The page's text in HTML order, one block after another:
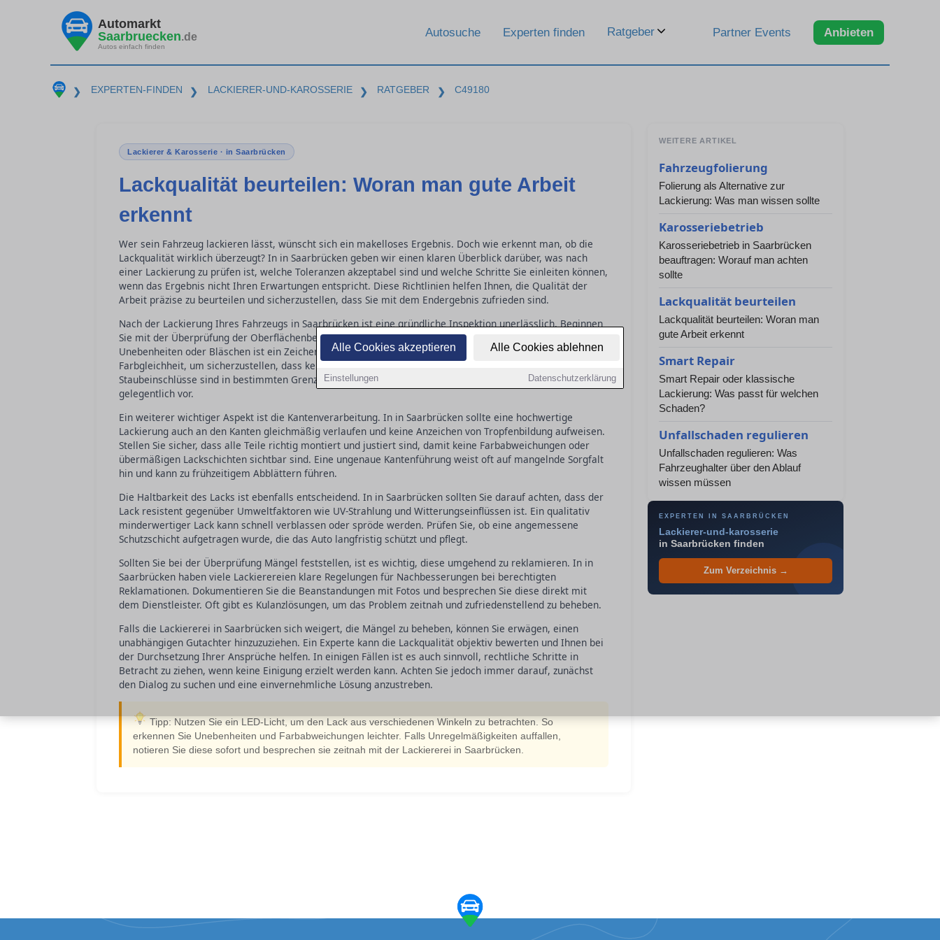
Alle Cookies akzeptieren Alle Cookies ablehnen
Einstellungen Datenschutzerklärung
Automarkt
Saarbruecken.de
Autos einfach finden
Autosuche Experten finden Ratgeber Partner Events Anbieten
❯ EXPERTEN-FINDEN ❯ LACKIERER-UND-KAROSSERIE ❯ RATGEBER ❯ C49180
Lackierer & Karosserie · in Saarbrücken
Lackqualität beurteilen: Woran man gute Arbeit
erkennt
Wer sein Fahrzeug lackieren lässt, wünscht sich ein makelloses Ergebnis. Doch wie erkennt man, ob die
Lackqualität wirklich überzeugt? In in Saarbrücken geben wir einen klaren Überblick darüber, was nach
einer Lackierung zu prüfen ist, welche Toleranzen akzeptabel sind und welche Schritte Sie einleiten können,
wenn das Ergebnis nicht Ihren Erwartungen entspricht. Diese Richtlinien helfen Ihnen, die Qualität der
Arbeit präzise zu beurteilen und sicherzustellen, dass Sie mit dem Endergebnis zufrieden sind.
Nach der Lackierung Ihres Fahrzeugs in Saarbrücken ist eine gründliche Inspektion unerlässlich. Beginnen
Sie mit der Überprüfung der Oberflächenbeschaffenheit: Eine gleichmäßige, glatte Struktur ohne sichtbare
Unebenheiten oder Bläschen ist ein Zeichen für qualitativ hochwertige Arbeit. Achten Sie auch auf
Farbgleichheit, um sicherzustellen, dass keine Unterschiede im Farbton erkennbar sind. Kleinere
Staubeinschlüsse sind in bestimmten Grenzen tolerierbar und kommen selbst bei besten Bedingungen
gelegentlich vor.
Ein weiterer wichtiger Aspekt ist die Kantenverarbeitung. In in Saarbrücken sollte eine hochwertige
Lackierung auch an den Kanten gleichmäßig verlaufen und keine Anzeichen von Tropfenbildung aufweisen.
Stellen Sie sicher, dass alle Teile richtig montiert und justiert sind, damit keine Farbabweichungen oder
übermäßigen Lackschichten sichtbar sind. Eine ungenaue Kantenführung weist oft auf mangelnde Sorgfalt
hin und kann zu frühzeitigem Abblättern führen.
Die Haltbarkeit des Lacks ist ebenfalls entscheidend. In in Saarbrücken sollten Sie darauf achten, dass der
Lack resistent gegenüber Umweltfaktoren wie UV-Strahlung und Witterungseinflüssen ist. Ein qualitativ
minderwertiger Lack kann schnell verblassen oder spröde werden. Prüfen Sie, ob eine angemessene
Schutzschicht aufgetragen wurde, die das Auto langfristig schützt und pflegt.
Sollten Sie bei der Überprüfung Mängel feststellen, ist es wichtig, diese umgehend zu reklamieren. In in
Saarbrücken haben viele Lackierereien klare Regelungen für Nachbesserungen bei berechtigten
Reklamationen. Dokumentieren Sie die Beanstandungen mit Fotos und besprechen Sie diese direkt mit
dem Dienstleister. Oft gibt es Kulanzlösungen, um das Problem zeitnah und zufriedenstellend zu beheben.
Falls die Lackiererei in Saarbrücken sich weigert, die Mängel zu beheben, können Sie erwägen, einen
unabhängigen Gutachter hinzuzuziehen. Ein Experte kann die Lackqualität objektiv bewerten und Ihnen bei
der Durchsetzung Ihrer Ansprüche helfen. In einigen Fällen ist es auch sinnvoll, rechtliche Schritte in
Betracht zu ziehen, wenn keine Einigung erzielt werden kann. Achten Sie jedoch immer darauf, zunächst
den Dialog zu suchen und eine einvernehmliche Lösung anzustreben.
Tipp: Nutzen Sie ein LED-Licht, um den Lack aus verschiedenen Winkeln zu betrachten. So
erkennen Sie Unebenheiten und Farbabweichungen leichter. Falls Unregelmäßigkeiten auffallen,
notieren Sie diese sofort und besprechen sie zeitnah mit der Lackiererei in Saarbrücken.
WEITERE ARTIKEL
Fahrzeugfolierung
Folierung als Alternative zur
Lackierung: Was man wissen sollte
Karosseriebetrieb
Karosseriebetrieb in Saarbrücken
beauftragen: Worauf man achten
sollte
Lackqualität beurteilen
Lackqualität beurteilen: Woran man
gute Arbeit erkennt
Smart Repair
Smart Repair oder klassische
Lackierung: Was passt für welchen
Schaden?
Unfallschaden regulieren
Unfallschaden regulieren: Was
Fahrzeughalter über den Ablauf
wissen müssen
EXPERTEN IN SAARBRÜCKEN
Lackierer-und-karosserie
in Saarbrücken finden
Zum Verzeichnis →